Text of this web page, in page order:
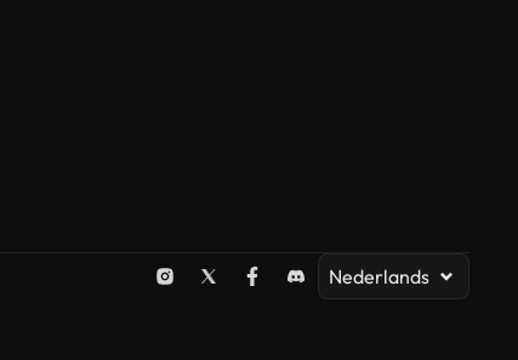
Nederlands